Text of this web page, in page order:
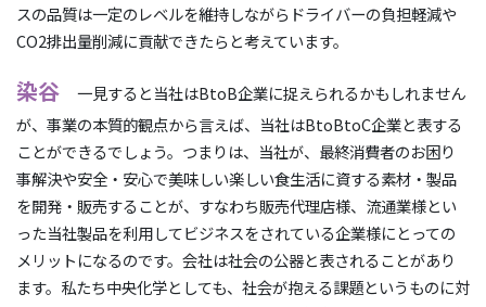
スの品質は一定のレベルを維持しながらドライバーの負担軽減や
CO2排出量削減に貢献できたらと考えています。
染谷
一見すると当社はBtoB企業に捉えられるかもしれません
が、事業の本質的観点から言えば、当社はBtoBtoC企業と表する
ことができるでしょう。つまりは、当社が、最終消費者のお困り
事解決や安全・安心で美味しい楽しい食生活に資する素材・製品
を開発・販売することが、すなわち販売代理店様、流通業様とい
った当社製品を利用してビジネスをされている企業様にとっての
メリットになるのです。会社は社会の公器と表されることがあり
ます。私たち中央化学としても、社会が抱える課題というものに対